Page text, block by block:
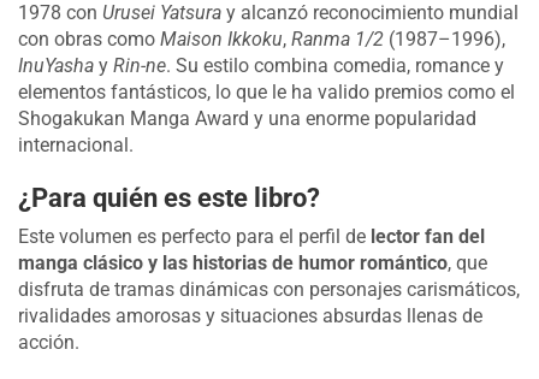
1978 con Urusei Yatsura y alcanzó reconocimiento mundial
con obras como Maison Ikkoku, Ranma 1/2 (1987–1996),
InuYasha y Rin-ne. Su estilo combina comedia, romance y
elementos fantásticos, lo que le ha valido premios como el
Shogakukan Manga Award y una enorme popularidad
internacional.
¿Para quién es este libro?
Este volumen es perfecto para el perfil de lector fan del
manga clásico y las historias de humor romántico, que
disfruta de tramas dinámicas con personajes carismáticos,
rivalidades amorosas y situaciones absurdas llenas de
acción.